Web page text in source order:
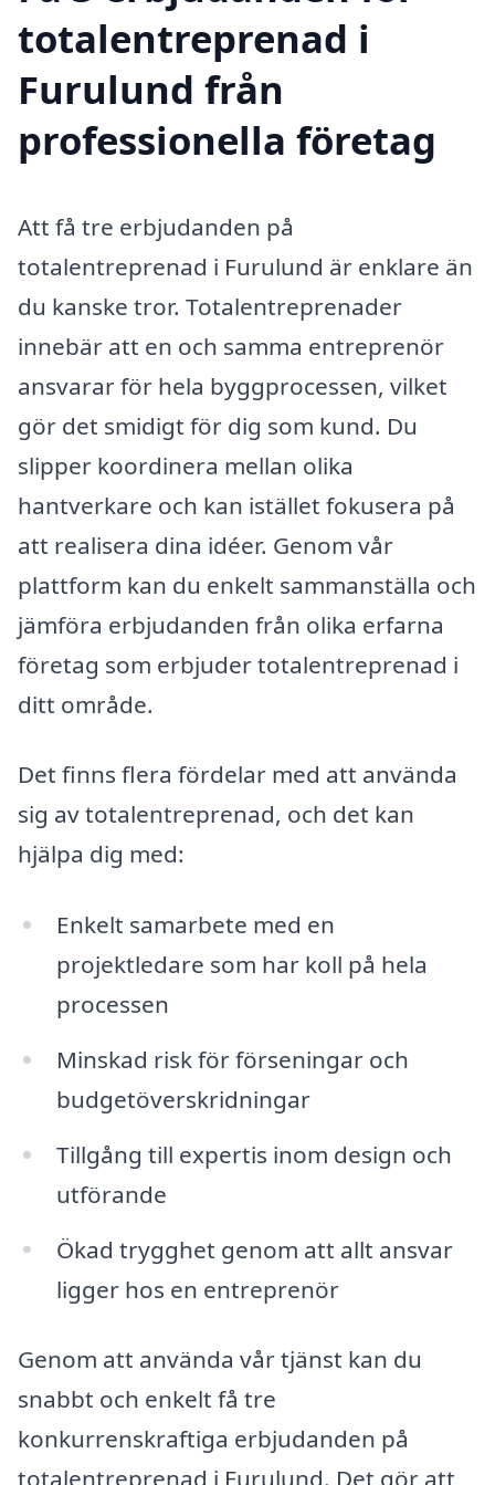
totalentreprenad i
Furulund från
professionella företag
Att få tre erbjudanden på
totalentreprenad i Furulund är enklare än
du kanske tror. Totalentreprenader
innebär att en och samma entreprenör
ansvarar för hela byggprocessen, vilket
gör det smidigt för dig som kund. Du
slipper koordinera mellan olika
hantverkare och kan istället fokusera på
att realisera dina idéer. Genom vår
plattform kan du enkelt sammanställa och
jämföra erbjudanden från olika erfarna
företag som erbjuder totalentreprenad i
ditt område.
Det finns flera fördelar med att använda
sig av totalentreprenad, och det kan
hjälpa dig med:
Enkelt samarbete med en
projektledare som har koll på hela
processen
Minskad risk för förseningar och
budgetöverskridningar
Tillgång till expertis inom design och
utförande
Ökad trygghet genom att allt ansvar
ligger hos en entreprenör
Genom att använda vår tjänst kan du
snabbt och enkelt få tre
konkurrenskraftiga erbjudanden på
totalentreprenad i Furulund. Det gör att